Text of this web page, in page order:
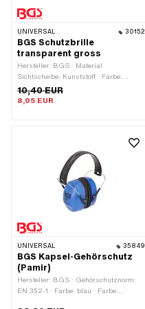
UNIVERSAL 30152
BGS Schutzbrille
transparent gross
Hersteller: BGS · Material
Sichtscheibe: Kunststoff · Farbe:
transparent · Anwendungsbereich:
Sicherheit
10,40 EUR
8,05 EUR
UNIVERSAL 35849
BGS Kapsel-Gehörschutz
(Pamir)
Hersteller: BGS · Gehörschutznorm:
EN 352-1 · Farbe: blau · Farbe: